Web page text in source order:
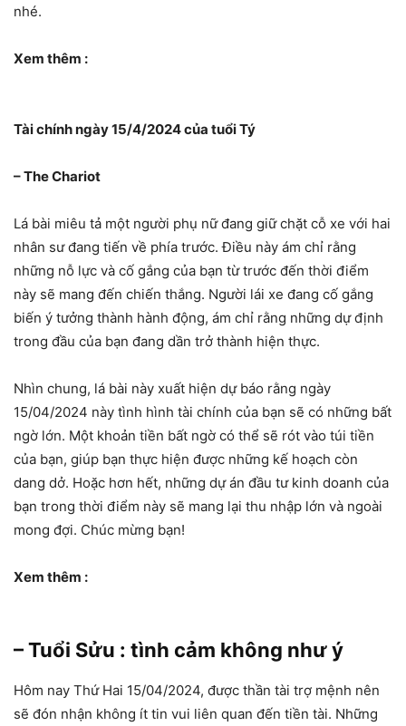
nhé.
Xem thêm :
Tài chính ngày 15/4/2024 của tuổi Tý
– The Chariot
Lá bài miêu tả một người phụ nữ đang giữ chặt cỗ xe với hai
nhân sư đang tiến về phía trước. Điều này ám chỉ rằng
những nỗ lực và cố gắng của bạn từ trước đến thời điểm
này sẽ mang đến chiến thắng. Người lái xe đang cố gắng
biến ý tưởng thành hành động, ám chỉ rằng những dự định
trong đầu của bạn đang dần trở thành hiện thực.
Nhìn chung, lá bài này xuất hiện dự báo rằng ngày
15/04/2024 này tình hình tài chính của bạn sẽ có những bất
ngờ lớn. Một khoản tiền bất ngờ có thể sẽ rót vào túi tiền
của bạn, giúp bạn thực hiện được những kế hoạch còn
dang dở. Hoặc hơn hết, những dự án đầu tư kinh doanh của
bạn trong thời điểm này sẽ mang lại thu nhập lớn và ngoài
mong đợi. Chúc mừng bạn!
Xem thêm :
– Tuổi Sửu : tình cảm không như ý
Hôm nay Thứ Hai 15/04/2024, được thần tài trợ mệnh nên
sẽ đón nhận không ít tin vui liên quan đến tiền tài. Những